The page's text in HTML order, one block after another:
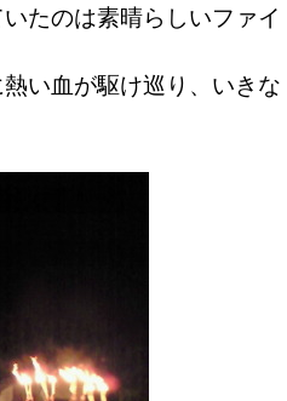
たのは素晴らしいファイ
い血が駆け巡り、いきな